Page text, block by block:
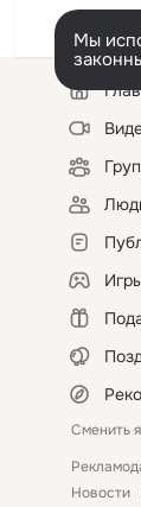
Мы
Левая
колонка
Сменить
Новости